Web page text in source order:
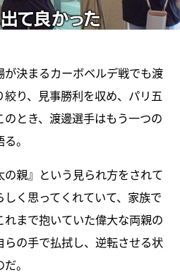
決まるカーボベルデ戦でも渡
り、見事勝利を収め、パリ五
とき、渡邊選手はもう一つの
。
の親』という見られ方をされて
く思ってくれていて、家族で
まで抱いていた偉大な両親の
の手で払拭し、逆転させる状
。